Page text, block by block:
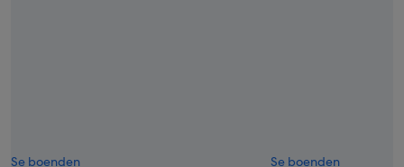
Se boenden Se boenden